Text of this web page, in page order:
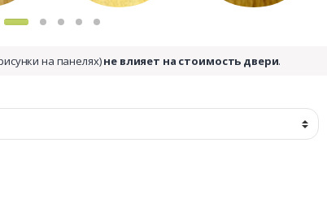
на панелях)не влияет на стоимость двери.